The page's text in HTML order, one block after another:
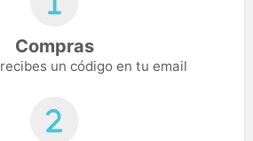
Compras
un código en tu email